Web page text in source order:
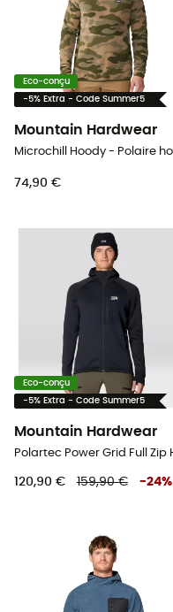
Eco-conçu
-5% Extra - Code Summer5
Mountain Hardwear
74,90 €
Eco-conçu
-5% Extra - Code Summer5
Mountain Hardwear
120,90 € 159,90 € -24%